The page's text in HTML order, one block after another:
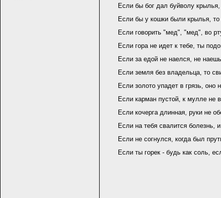
Если бы бог дал буйволу
Если бы у кошки были крылья,
Если говорить "мед", "мед", во
Если гора не идет к тебе, ты
Если за едой не наелся, не
Если земля без владельца, то
Если золото упадет в грязь, оно
Если карман пустой, к мулле не
Если кочерга длинная, руки не
Если на тебя свалится болезнь, и
Если не согнулся, когда был
Если ты горек - будь как соль,